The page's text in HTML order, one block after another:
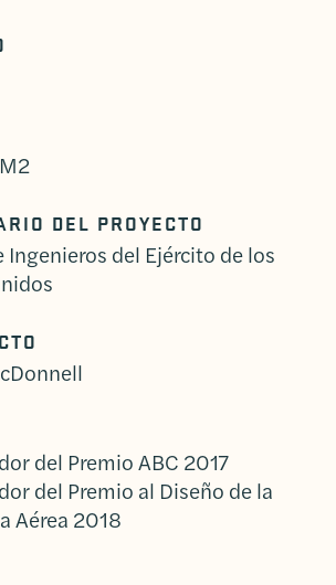
DEL PROYECTO
Ingenieros del Ejército de los
del Premio ABC 2017
del Premio al Diseño de la
Aérea 2018